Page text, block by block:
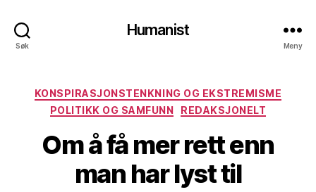
Søk
Humanist
Meny
Kategorier
KONSPIRASJONSTENKNING OG EKSTREMISME
POLITIKK OG SAMFUNN
REDAKSJONELT
Om å få mer rett enn
man har lyst til